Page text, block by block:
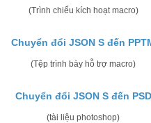
(Trình chiếu kích hoạt macro)
Chuyển đổi JSON S đến
(Tệp trình bày hỗ trợ macro)
Chuyển đổi JSON S đến PSD
(tài liệu photoshop)